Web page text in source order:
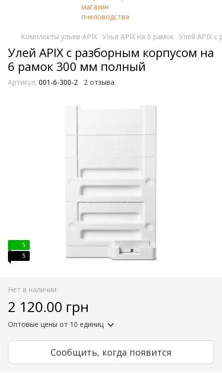
Комплекты ульев APIX Улья APIX на 6 рамок Улей APIX
Улей APIX с разборным корпусом на
6 рамок 300 мм полный
Артикул: 001-6-300-2 2 отзыва
5
5
Нет в наличии
2 120.00 грн
Оптовые цены от 10 единиц
Сообщить, когда появится